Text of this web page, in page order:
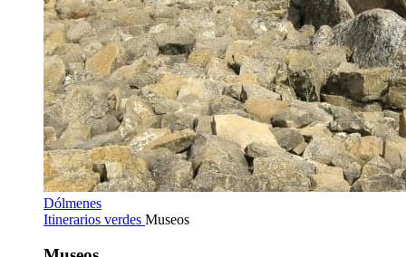
Dólmenes
Itinerarios verdes Museos